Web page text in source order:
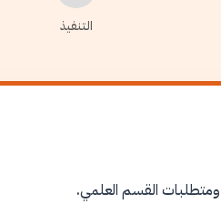
التنفيذ
القسم العلمي.